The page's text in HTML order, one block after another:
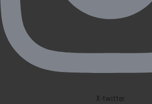
X-twitter